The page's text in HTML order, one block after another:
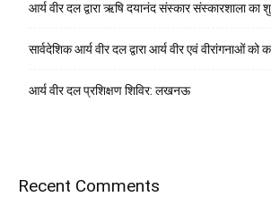
आर्य वीर दल द्वारा ऋषि दयानंद संस्कार संस्कारशाला का
सार्वदेशिक आर्य वीर दल द्वारा आर्य वीर एवं वीरांगनाओं को
आर्य वीर दल प्रशिक्षण शिविर: लखनऊ
Recent Comments